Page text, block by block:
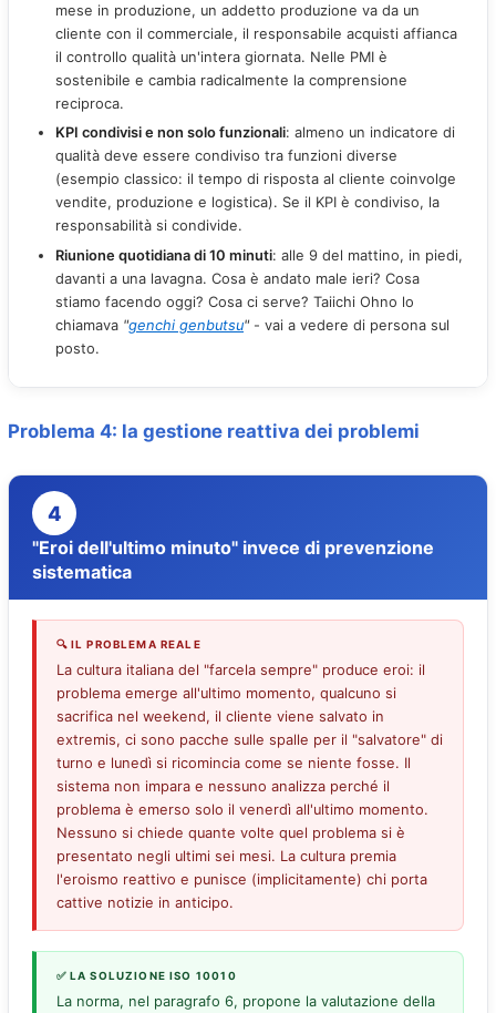
mese in produzione, un addetto produzione va da un
cliente con il commerciale, il responsabile acquisti affianca
il controllo qualità un'intera giornata. Nelle PMI è
sostenibile e cambia radicalmente la comprensione
reciproca.
KPI condivisi e non solo funzionali: almeno un indicatore di
qualità deve essere condiviso tra funzioni diverse
(esempio classico: il tempo di risposta al cliente coinvolge
vendite, produzione e logistica). Se il KPI è condiviso, la
responsabilità si condivide.
Riunione quotidiana di 10 minuti: alle 9 del mattino, in piedi,
davanti a una lavagna. Cosa è andato male ieri? Cosa
stiamo facendo oggi? Cosa ci serve? Taiichi Ohno lo
chiamava "genchi genbutsu" - vai a vedere di persona sul
posto.
Problema 4: la gestione reattiva dei problemi
4
"Eroi dell'ultimo minuto" invece di prevenzione
sistematica
🔍 IL PROBLEMA REALE
La cultura italiana del "farcela sempre" produce eroi: il
problema emerge all'ultimo momento, qualcuno si
sacrifica nel weekend, il cliente viene salvato in
extremis, ci sono pacche sulle spalle per il "salvatore" di
turno e lunedì si ricomincia come se niente fosse. Il
sistema non impara e nessuno analizza perché il
problema è emerso solo il venerdì all'ultimo momento.
Nessuno si chiede quante volte quel problema si è
presentato negli ultimi sei mesi. La cultura premia
l'eroismo reattivo e punisce (implicitamente) chi porta
cattive notizie in anticipo.
✅ LA SOLUZIONE ISO 10010
La norma, nel paragrafo 6, propone la valutazione della